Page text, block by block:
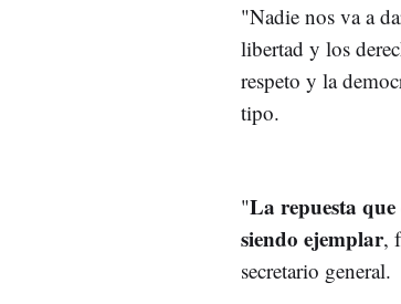
"Nadie nos va a
libertad y los
respeto y la
tipo.
"La repuesta
siendo ejemplar,
secretario general.